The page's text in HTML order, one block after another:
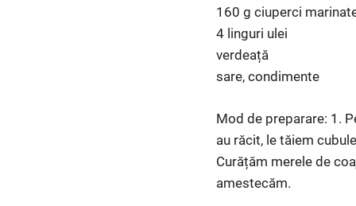
160 g ciuperci
4 linguri ulei
verdeață
sare, condimente
Mod de preparare: 1.
au răcit, le tăiem
Curățăm merele de
amestecăm.